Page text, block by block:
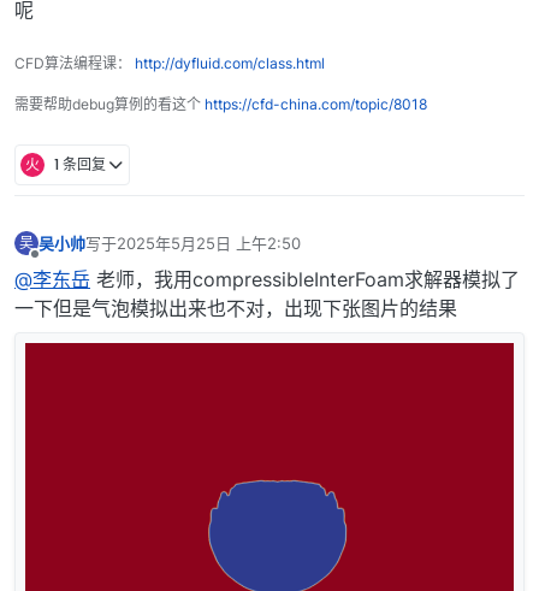
呢
CFD算法编程课： http://dyfluid.com/class.html
需要帮助debug算例的看这个 https://cfd-china.com/topic/8018
火 1 条回复
吴
离线
吴小帅写于2025年5月25日 上午2:50
最后由 编辑
@李东岳 老师，我用compressibleInterFoam求解器模拟了
一下但是气泡模拟出来也不对，出现下张图片的结果